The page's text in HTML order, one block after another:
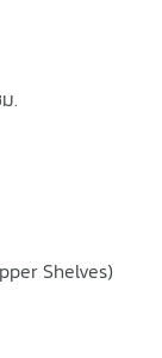
.
Shelves)